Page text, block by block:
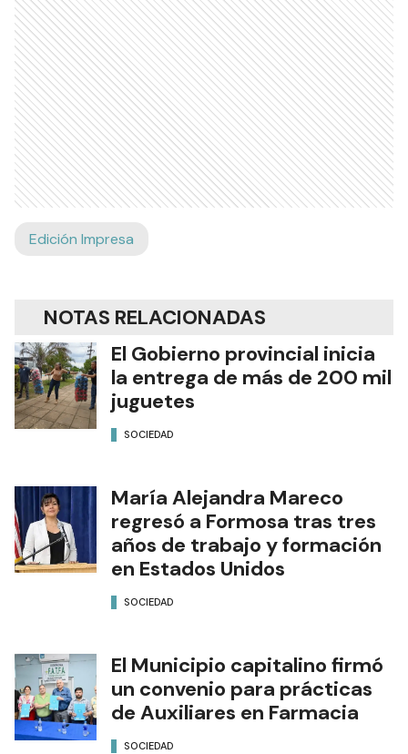
Edición Impresa
NOTAS RELACIONADAS
El Gobierno provincial inicia
la entrega de más de 200 mil
juguetes
SOCIEDAD
María Alejandra Mareco
regresó a Formosa tras tres
años de trabajo y formación
en Estados Unidos
SOCIEDAD
El Municipio capitalino firmó
un convenio para prácticas
de Auxiliares en Farmacia
SOCIEDAD